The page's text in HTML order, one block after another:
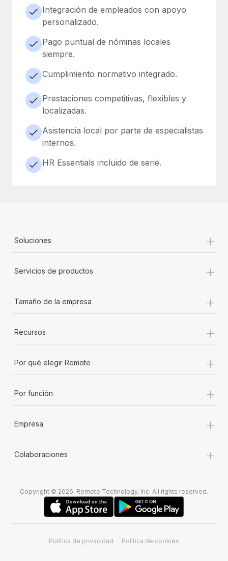
Integración de empleados con apoyo
personalizado.
Pago puntual de nóminas locales
siempre.
Cumplimiento normativo integrado.
Prestaciones competitivas, flexibles y
localizadas.
Asistencia local por parte de especialistas
internos.
HR Essentials incluido de serie.
Soluciones +
Servicios de productos +
Tamaño de la empresa +
Recursos +
Por qué elegir Remote +
Por función +
Empresa +
Colaboraciones +
Copyright © 2026. Remote Technology, Inc. All rights reserved.
Política de privacidad Política de cookies